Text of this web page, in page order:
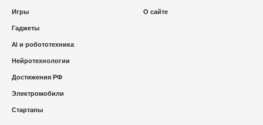
Игры
Гаджеты
AI и робототехника
Нейротехнологии
Достижения РФ
Электромобили
Стартапы
О сайте